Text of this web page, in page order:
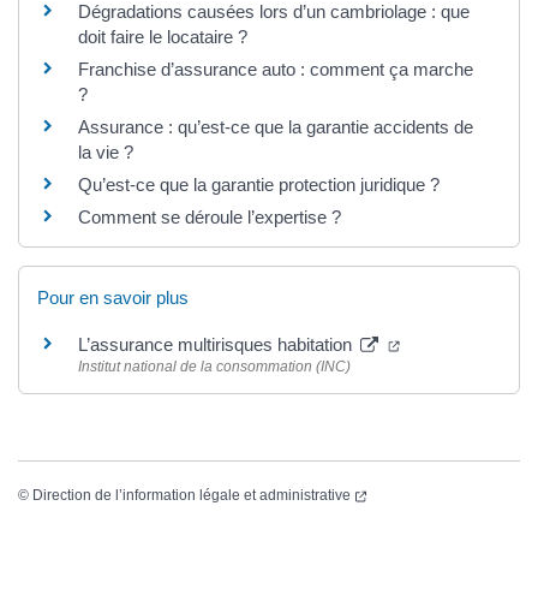
Dégradations causées lors d’un cambriolage : que
doit faire le locataire ?
Franchise d’assurance auto : comment ça marche
?
Assurance : qu’est-ce que la garantie accidents de
la vie ?
Qu’est-ce que la garantie protection juridique ?
Comment se déroule l’expertise ?
Pour en savoir plus
L’assurance multirisques habitation
Institut national de la consommation (INC)
© Direction de l’information légale et administrative